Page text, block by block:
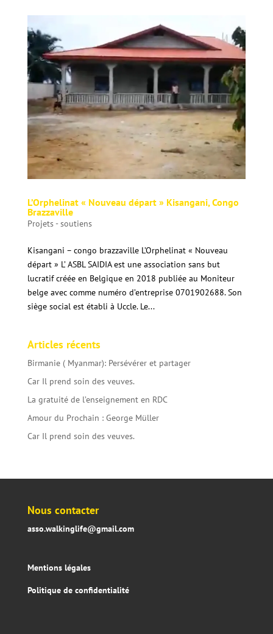
L’Orphelinat « Nouveau départ » Kisangani, Congo
Brazzaville
Projets - soutiens
Kisangani – congo brazzaville L’Orphelinat « Nouveau
départ » L’ ASBL SAIDIA est une association sans but
lucratif créée en Belgique en 2018 publiée au Moniteur
belge avec comme numéro d’entreprise 0701902688. Son
siège social est établi à Uccle. Le...
Articles récents
Birmanie ( Myanmar): Persévérer et partager
Car Il prend soin des veuves.
La gratuité de l’enseignement en RDC
Amour du Prochain : George Müller
Car Il prend soin des veuves.
Nous contacter
asso.walkinglife@gmail.com
Mentions légales
Politique de confidentialité